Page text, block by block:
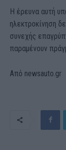
Η έρευνα αυτή
ηλεκτροκίνηση
συνεχής
παραμένουν
Aπό newsauto.gr